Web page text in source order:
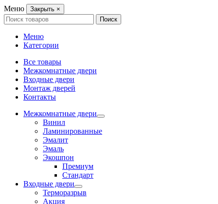
Меню Закрыть ×
Search
for:
Поиск
Меню
Категории
Все товары
Межкомнатные двери
Входные двери
Монтаж дверей
Контакты
Межкомнатные двери
Винил
Ламинированные
Эмалит
Эмаль
Экошпон
Премиум
Стандарт
Входные двери
Терморазрыв
Акция